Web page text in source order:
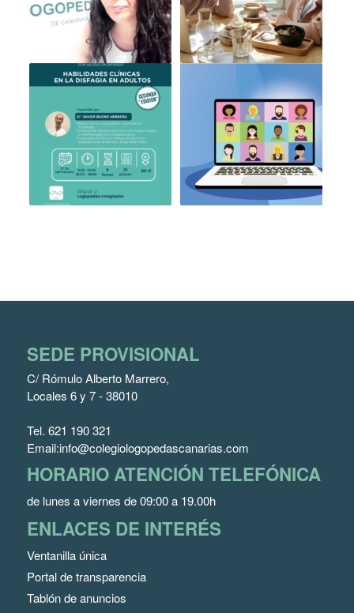
SEDE PROVISIONAL
C/ Rómulo Alberto Marrero,
Locales 6 y 7 - 38010
Tel. 621 190 321
Email:info@colegiologopedascanarias.com
HORARIO ATENCIÓN TELEFÓNICA
de lunes a viernes de 09:00 a 19.00h
ENLACES DE INTERÉS
Ventanilla única
Portal de transparencia
Tablón de anuncios